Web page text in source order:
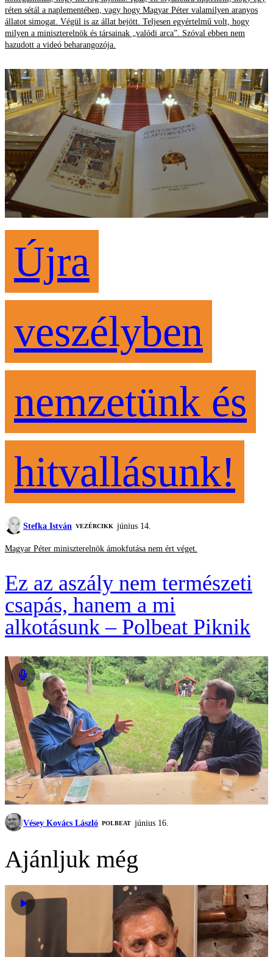
réten sétál a naplementében, vagy hogy Magyar Péter valamilyen aranyos
állatot simogat. Végül is az állat bejött. Teljesen egyértelmű volt, hogy
milyen a miniszterelnök és társainak „valódi arca”. Szóval ebben nem
hazudott a videó beharangozója.
Újra
veszélyben
nemzetünk és
hitvallásunk!
Stefka István VEZÉRCIKK június 14.
Magyar Péter miniszterelnök ámokfutása nem ért véget.
Ez az aszály nem természeti
csapás, hanem a mi
alkotásunk – Polbeat Piknik
Vésey Kovács László ‎POLBEAT június 16.
Ajánljuk még